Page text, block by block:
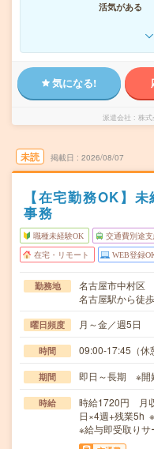
活気がある
気になる!
派遣会社 株式
未読 掲載日 2026/08/07
【在宅勤務OK】
事務
職種未経験OK 交通費別途支
在宅・リモート WEB登録
勤務地
名古屋市中村区
名古屋駅から徒
曜日頻度 月～金／週5日
時間 09:00-17:45（休
期間 即日～長期 ※開
時給
時給1720円 月
日×4週+残業5h
※給与即受取りサ